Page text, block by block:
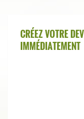
CRÉEZ VOTRE
IMMÉDIATEMENT